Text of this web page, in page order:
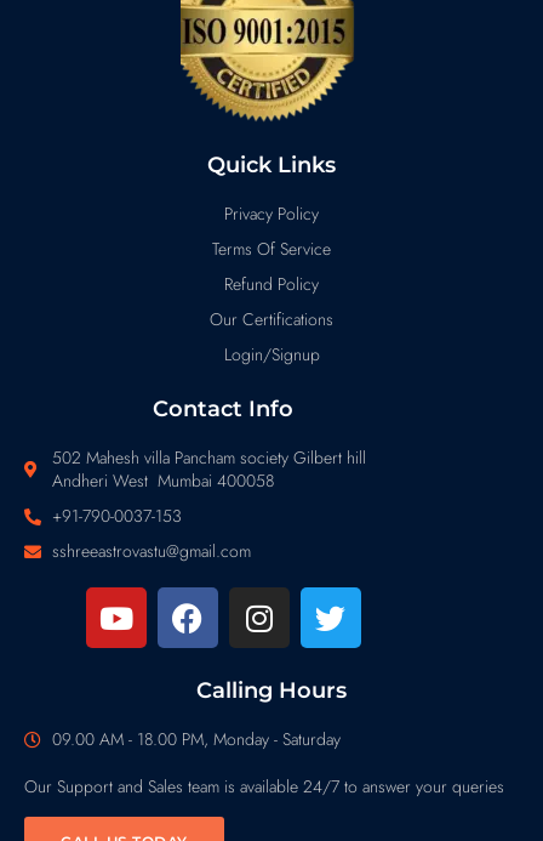
Quick Links
Privacy Policy
Terms Of Service
Refund Policy
Our Certifications
Login/Signup
Contact Info
502 Mahesh villa Pancham society Gilbert hill
Andheri West Mumbai 400058
+91-790-0037-153
sshreeastrovastu@gmail.com
Calling Hours
09.00 AM - 18.00 PM, Monday - Saturday
Our Support and Sales team is available 24/7 to answer your queries